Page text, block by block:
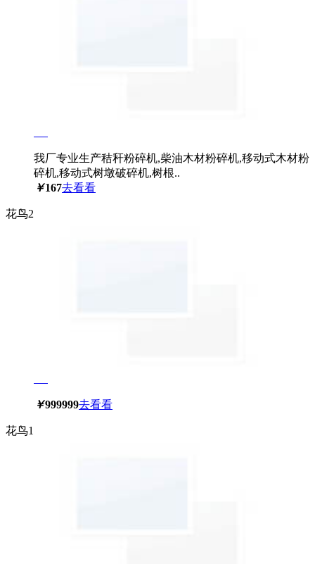
我厂专业生产秸秆粉碎机,柴油木材粉碎机,移动式木材粉
碎机,移动式树墩破碎机,树根..
￥167去看看
花鸟2
￥999999去看看
花鸟1